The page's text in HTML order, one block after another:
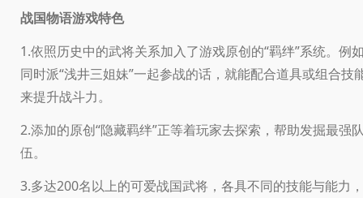
战国物语游戏特色
1.依照历史中的武将关系加入了游戏原创的“羁绊”系统。例
同时派“浅井三姐妹”一起参战的话，就能配合道具或组合技
来提升战斗力。
2.添加的原创“隐藏羁绊”正等着玩家去探索，帮助发掘最强
伍。
3.多达200名以上的可爱战国武将，各具不同的技能与能力，